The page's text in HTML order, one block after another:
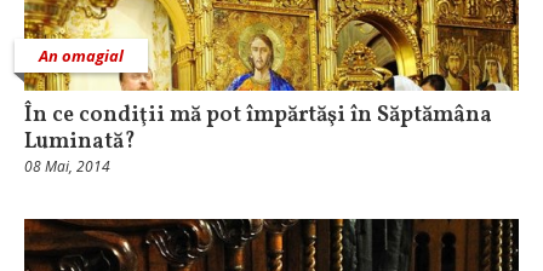
An omagial
În ce condiţii mă pot împărtăşi în Săptămâna
Luminată?
08 Mai, 2014